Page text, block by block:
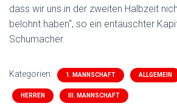
dass wir uns in der zweiten Halbzeit
belohnt haben“, so ein entäuschter
Schumacher.
Kategorien: 1. MANNSCHAFT ALLGEMEIN
HERREN III. MANNSCHAFT